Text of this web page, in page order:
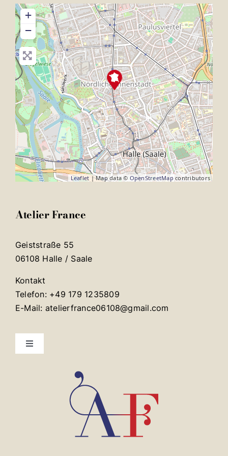
+
−
Leaflet | Map data © OpenStreetMap contributors
Atelier France
Geiststraße 55
06108 Halle / Saale
Kontakt
Telefon: +49 179 1235809
E-Mail: atelierfrance06108@gmail.com
Toggle
Mentions légales